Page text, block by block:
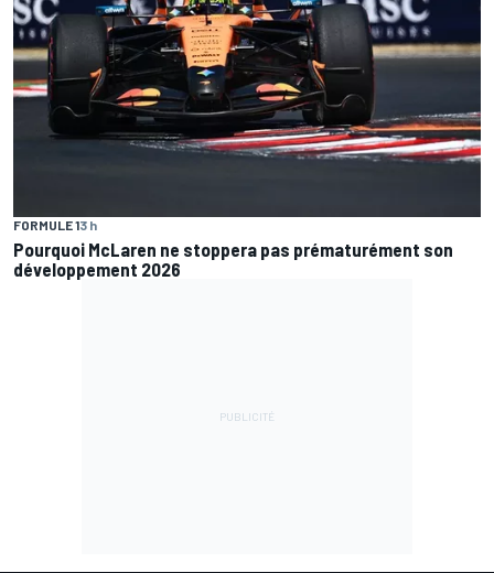
FORMULE 13 h
Pourquoi McLaren ne stoppera pas prématurément son
développement 2026